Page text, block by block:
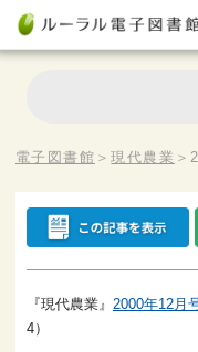
電子図書館 ＞現代農業 ＞
『現代農業』 2000年12月
4）